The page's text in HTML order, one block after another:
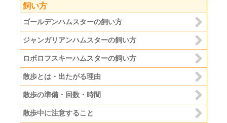
飼い方
ゴールデンハムスターの飼い方
ジャンガリアンハムスターの飼い方
ロボロフスキーハムスターの飼い方
散歩とは・出たがる理由
散歩の準備・回数・時間
散歩中に注意すること